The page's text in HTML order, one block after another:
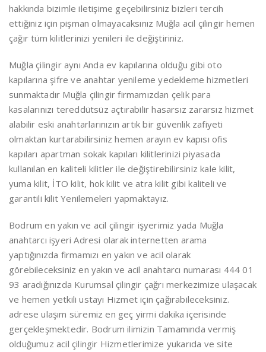
hakkında bizimle iletişime geçebilirsiniz bizleri tercih
ettiğiniz için pişman olmayacaksınız Muğla acil çilingir hemen
çağır tüm kilitlerinizi yenileri ile değiştiriniz.
Muğla çilingir aynı Anda ev kapılarına olduğu gibi oto
kapılarına şifre ve anahtar yenileme yedekleme hizmetleri
sunmaktadır Muğla çilingir firmamızdan çelik para
kasalarınızı tereddütsüz açtırabilir hasarsız zararsız hizmet
alabilir eski anahtarlarınızın artık bir güvenlik zafiyeti
olmaktan kurtarabilirsiniz hemen arayın ev kapısı ofis
kapıları apartman sokak kapıları kilitlerinizi piyasada
kullanılan en kaliteli kilitler ile değiştirebilirsiniz kale kilit,
yuma kilit, İTO kilit, hok kilit ve atra kilit gibi kaliteli ve
garantili kilit Yenilemeleri yapmaktayız.
Bodrum en yakın ve acil çilingir işyerimiz yada Muğla
anahtarcı işyeri Adresi olarak internetten arama
yaptığınızda firmamızı en yakın ve acil olarak
görebileceksiniz en yakın ve acil anahtarcı numarası 444 01
93 aradığınızda Kurumsal çilingir çağrı merkezimize ulaşacak
ve hemen yetkili ustayı Hizmet için çağırabileceksiniz.
adrese ulaşım süremiz en geç yirmi dakika içerisinde
gerçekleşmektedir. Bodrum ilimizin Tamamında vermiş
olduğumuz acil çilingir Hizmetlerimize yukarıda ve site